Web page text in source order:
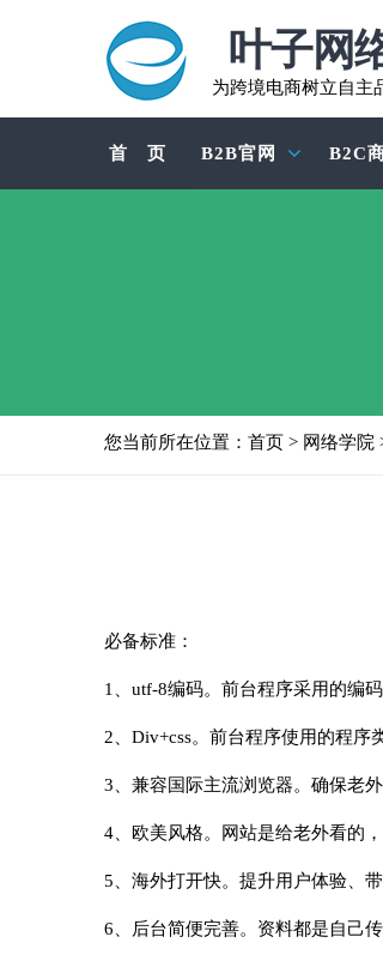
叶子网
为跨境电商树立自主
首 页 B2B官网 B2C
您当前所在位置： 首页 > 网络学院
必备标准：
1、utf-8编码。前台程序采用的编
2、Div+css。前台程序使用的程序
3、兼容国际主流浏览器。确保老
4、欧美风格。网站是给老外看的
5、海外打开快。提升用户体验、
6、后台简便完善。资料都是自己